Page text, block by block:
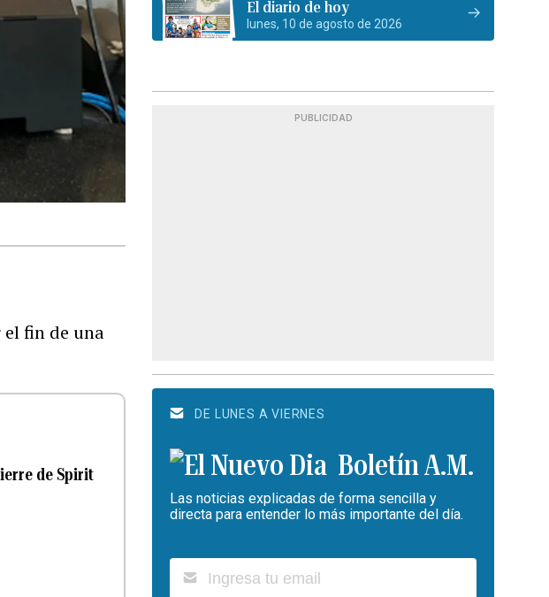
fin de una
de Spirit
El diario de hoy
lunes, 10 de agosto de 2026
PUBLICIDAD
DE LUNES A VIERNES
Boletín A.M.
Las noticias explicadas de forma sencilla y
directa para entender lo más importante del día.